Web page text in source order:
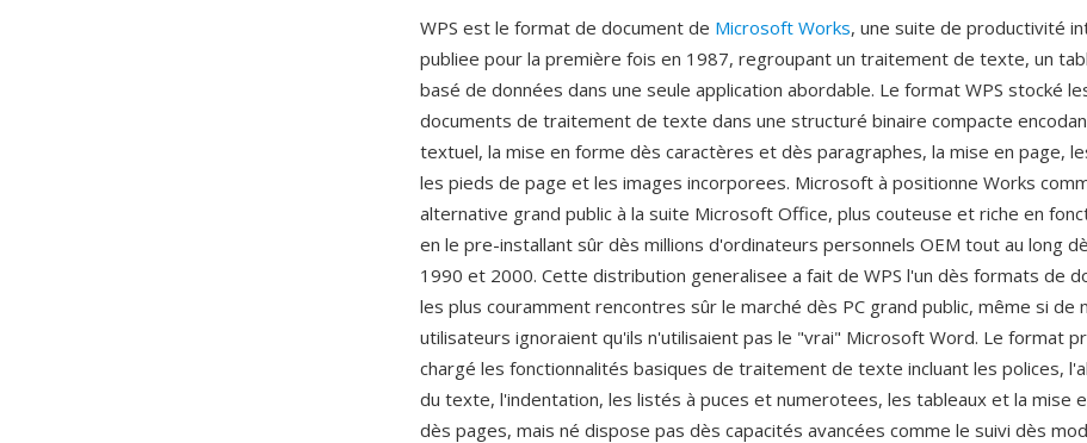
WPS est le format de document de Microsoft Works, une suite de productivité
publiee pour la première fois en 1987, regroupant un traitement de texte, un
basé de données dans une seule application abordable. Le format WPS stocké
documents de traitement de texte dans une structuré binaire compacte
textuel, la mise en forme dès caractères et dès paragraphes, la mise en page,
les pieds de page et les images incorporees. Microsoft à positionne Works
alternative grand public à la suite Microsoft Office, plus couteuse et riche en
en le pre-installant sûr dès millions d'ordinateurs personnels OEM tout au long
1990 et 2000. Cette distribution generalisee a fait de WPS l'un dès formats de
les plus couramment rencontres sûr le marché dès PC grand public, même si de
utilisateurs ignoraient qu'ils n'utilisaient pas le "vrai" Microsoft Word. Le format
chargé les fonctionnalités basiques de traitement de texte incluant les polices,
du texte, l'indentation, les listés à puces et numerotees, les tableaux et la mise
dès pages, mais né dispose pas dès capacités avancées comme le suivi dès